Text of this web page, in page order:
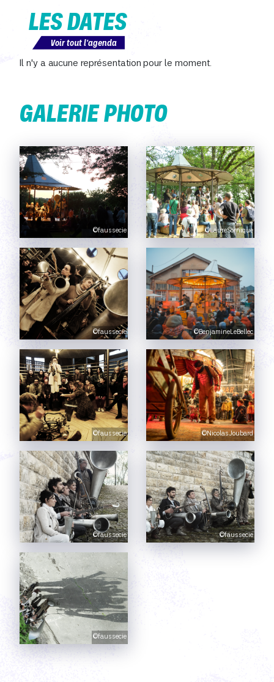
LES DATES
Voir tout l'agenda
Il n'y a aucune représentation pour le moment.
GALERIE PHOTO
©faussecie ©LaureSornique
©faussecie ©BenjamineLeBellec
©faussecie ©NicolasJoubard
©faussecie ©faussecie
©faussecie